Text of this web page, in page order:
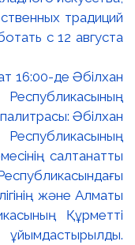
16:00-де Әбілхан
Әбілхан
салтанатты
және Алматы
Құрметті